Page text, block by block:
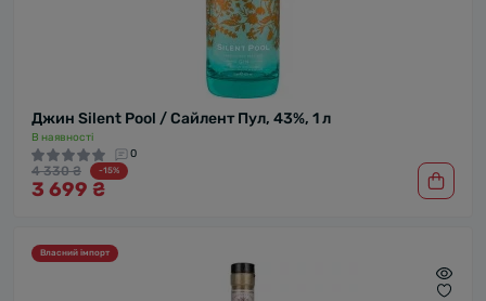
Джин Silent Pool / Сайлент Пул, 43%, 1 л
В наявності
0
4 330 ₴ -15%
3 699 ₴
Власний імпорт